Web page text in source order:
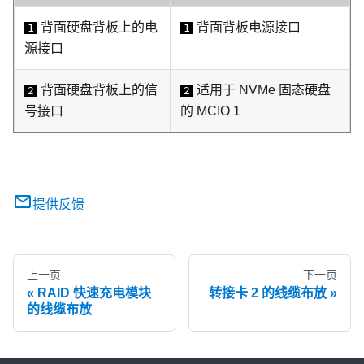
1
背面硬盘背板上的电
源接口
1 背面背板电源接口
2
背面硬盘背板上的信
号接口
2 适用于 NVMe 固态硬盘
的 MCIO 1
提供反馈
上一页
RAID 快速充电模块
的线缆布放
下一页
转接卡 2 的线缆布放